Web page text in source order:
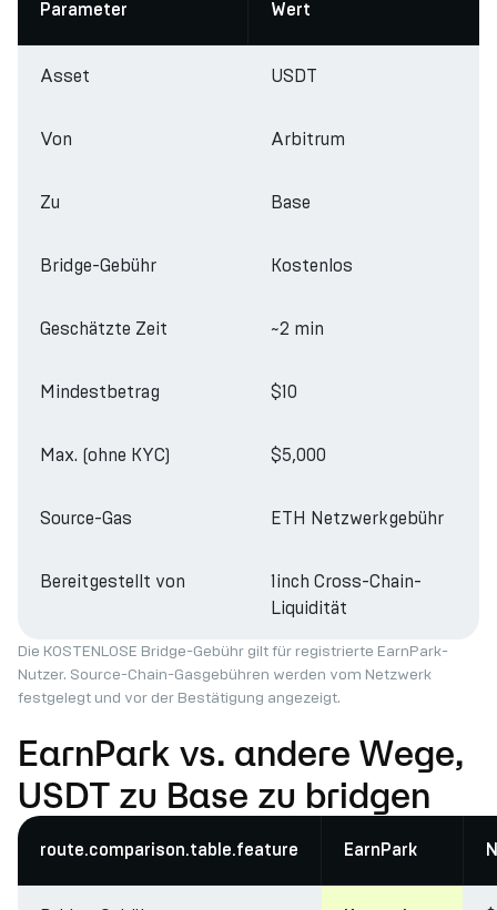
Parameter Wert
Asset USDT
Von Arbitrum
Zu Base
Bridge-Gebühr Kostenlos
Geschätzte Zeit ~2 min
Mindestbetrag $10
Max. (ohne KYC) $5,000
Source-Gas ETH Netzwerkgebühr
Bereitgestellt von
1inch Cross-Chain-
Liquidität
Die KOSTENLOSE Bridge-Gebühr gilt für registrierte EarnPark-
Nutzer. Source-Chain-Gasgebühren werden vom Netzwerk
festgelegt und vor der Bestätigung angezeigt.
EarnPark vs. andere Wege,
USDT zu Base zu bridgen
route.comparison.table.feature EarnPark